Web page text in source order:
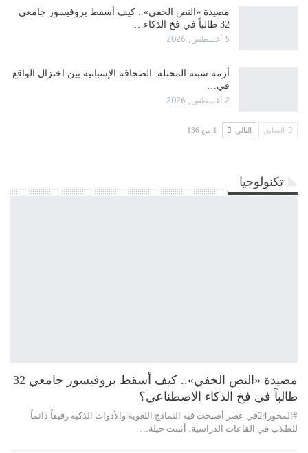
مصيدة «النص الخفي».. كيف أسقط بروفيسور جامعي
32 طالباً في فخ الذكاء…
5 أغسطس, 2026
أزمة سبتة المحتلة: الصحافة الإسبانية بين اختزال الواقع
في…
2 أغسطس, 2026
السابق التالي 1 من 136
تكنولوجيا
مصيدة «النص الخفي».. كيف أسقط بروفيسور جامعي 32
طالباً في فخ الذكاء الاصطناعي؟
#المحور24 ​في عصر أصبحت فيه النماذج اللغوية والأدوات الذكية رفيقاً دائماً
للطلاب في القاعات الدراسية، أثبتت حيلة…